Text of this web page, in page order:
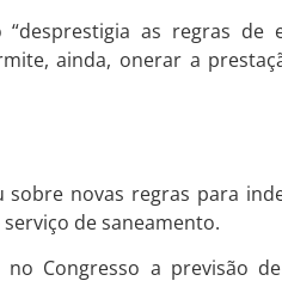
as regras de
ainda, onerar a
novas regras para
de saneamento.
Congresso a previsão